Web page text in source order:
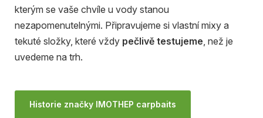
kterým se vaše chvíle u vody stanou
nezapomenutelnými. Připravujeme si vlastní mixy a
tekuté složky, které vždy pečlivě testujeme, než je
uvedeme na trh.
Historie značky IMOTHEP carpbaits